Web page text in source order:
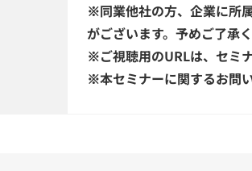
※同業他社の方、企業に所
がございます。予めご了承く
※ご視聴用のURLは、セミ
※本セミナーに関するお問